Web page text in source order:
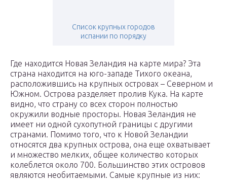
Список крупных городов
испании по порядку
Где находится Новая Зеландия на карте мира? Эта
страна находится на юго-западе Тихого океана,
расположившись на крупных островах – Северном и
Южном. Острова разделяет пролив Кука. На карте
видно, что страну со всех сторон полностью
окружили водные просторы. Новая Зеландия не
имеет ни одной сухопутной границы с другими
странами. Помимо того, что к Новой Зеландии
относятся два крупных острова, она еще охватывает
и множество мелких, общее количество которых
колеблется около 700. Большинство этих островов
являются необитаемыми. Самые крупные из них: